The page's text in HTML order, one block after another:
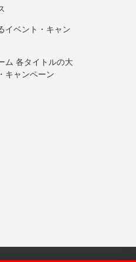
イベント・キャン
ム 各タイトルの大
キャンペーン